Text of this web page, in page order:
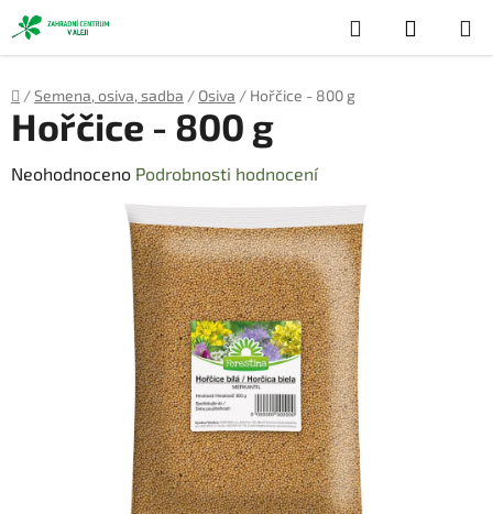
Přejít
na
obsah
Hledat
KOŠÍK
Domů
/Semena, osiva, sadba / Osiva / Hořčice - 800 g
Hořčice - 800 g
Průměrné
Neohodnoceno Podrobnosti hodnocení